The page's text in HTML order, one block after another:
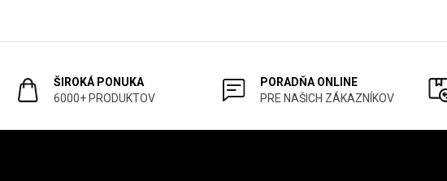
ŠIROKÁ PONUKA
6000+ PRODUKTOV
PORADŇA ONLINE
PRE NAŠICH ZÁKAZNÍKOV